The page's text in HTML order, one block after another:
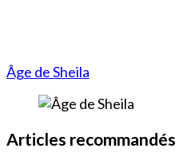
Âge de Sheila
Articles recommandés